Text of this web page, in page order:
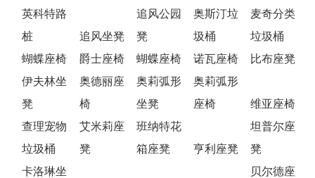
英科特路
桩
追风坐凳
追风公园
凳
奥斯汀垃
圾桶
麦奇分类
垃圾桶
蝴蝶座椅
爵士座椅 蝴蝶座椅 诺瓦座椅
比布座凳
伊夫林坐
凳
奥德丽座
椅
奥莉弧形
坐凳
奥莉弧形
座椅
维亚座椅
查理宠物
垃圾桶
艾米莉座
凳
班纳特花
箱座凳
亨利座凳
坦普尔座
凳
卡洛琳坐
贝尔德座